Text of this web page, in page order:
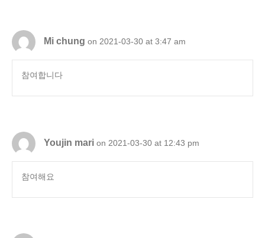
Mi chung on 2021-03-30 at 3:47 am
참여합니다
Youjin mari on 2021-03-30 at 12:43 pm
참여해요